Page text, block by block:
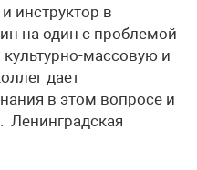
инструктор в
на один с проблемой
массовую и
дает
в этом вопросе и
Ленинградская